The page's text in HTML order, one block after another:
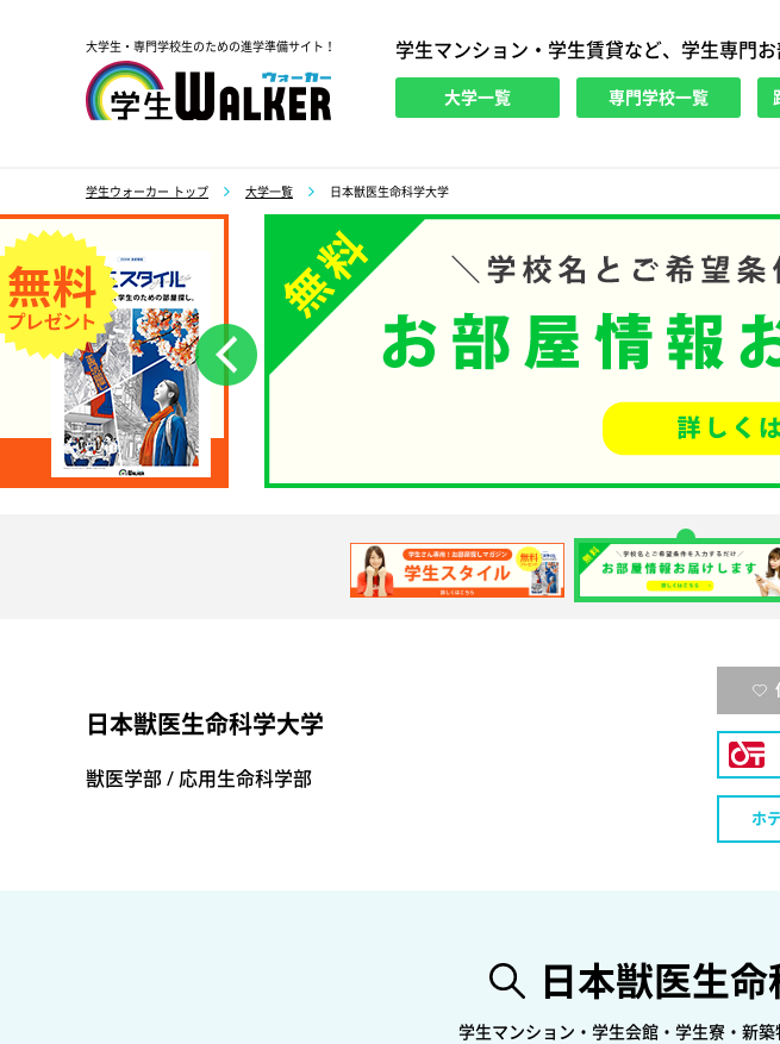
大学生・専門学校生のための進学準備サイト！ 学生マンション・学生賃貸など、学生専門
大学一覧 専門学校一覧
学生ウォーカー トップ 大学一覧 日本獣医生命科学大学
前へ
日本獣医生命科学大学
獣医学部 / 応用生命科学部
ホ
日本獣医生
学生マンション・学生会館・学生寮・新